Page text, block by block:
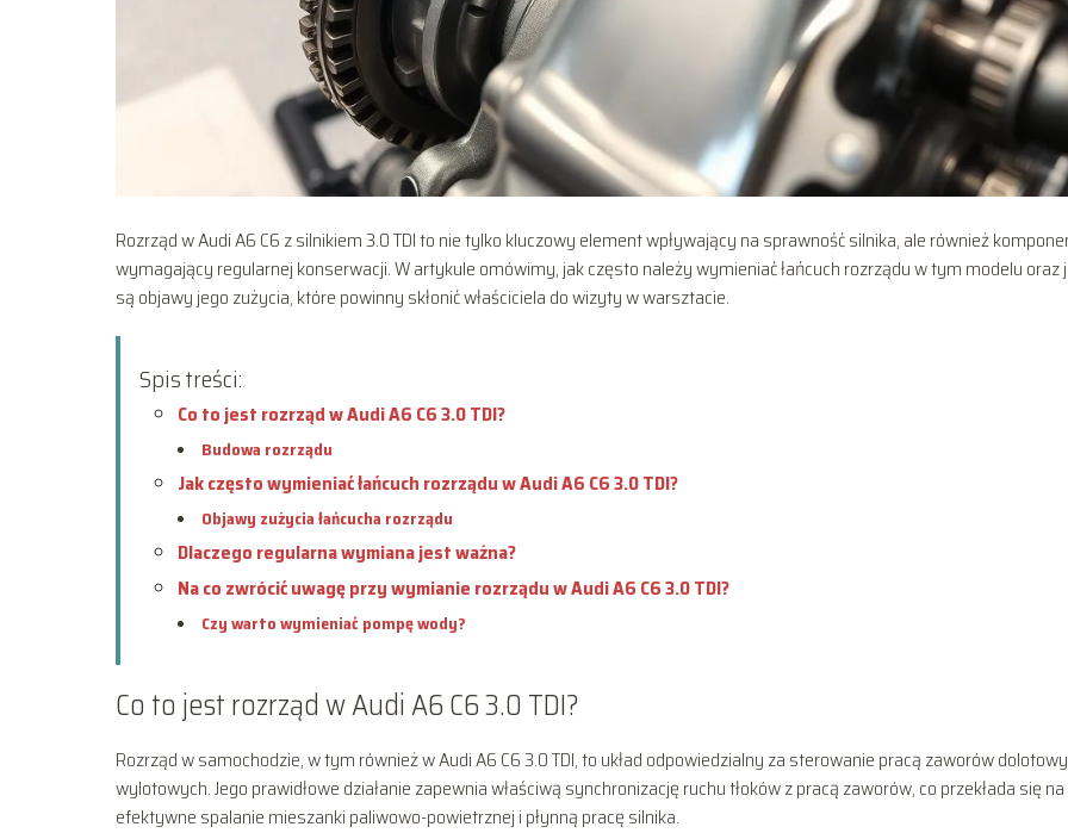
Rozrząd w Audi A6 C6 z silnikiem 3.0 TDI to nie tylko kluczowy element wpływający na sprawność silnika, ale również
wymagający regularnej konserwacji. W artykule omówimy, jak często należy wymieniać łańcuch rozrządu w tym modelu oraz
są objawy jego zużycia, które powinny skłonić właściciela do wizyty w warsztacie.
Spis treści:
Co to jest rozrząd w Audi A6 C6 3.0 TDI?
Budowa rozrządu
Jak często wymieniać łańcuch rozrządu w Audi A6 C6 3.0 TDI?
Objawy zużycia łańcucha rozrządu
Dlaczego regularna wymiana jest ważna?
Na co zwrócić uwagę przy wymianie rozrządu w Audi A6 C6 3.0 TDI?
Czy warto wymieniać pompę wody?
Co to jest rozrząd w Audi A6 C6 3.0 TDI?
Rozrząd w samochodzie, w tym również w Audi A6 C6 3.0 TDI, to układ odpowiedzialny za sterowanie pracą zaworów
wylotowych. Jego prawidłowe działanie zapewnia właściwą synchronizację ruchu tłoków z pracą zaworów, co przekłada się na
efektywne spalanie mieszanki paliwowo-powietrznej i płynną pracę silnika.